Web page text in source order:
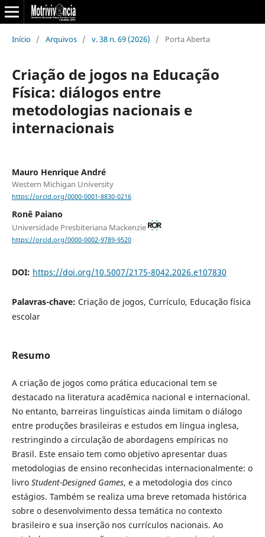
Início / Arquivos / v. 38 n. 69 (2026) / Porta Aberta
Criação de jogos na Educação
Física: diálogos entre
metodologias nacionais e
internacionais
Mauro Henrique André
Western Michigan University
https://orcid.org/0000-0001-8830-0216
Ronê Paiano
Universidade Presbiteriana Mackenzie
https://orcid.org/0000-0002-9789-9520
DOI: https://doi.org/10.5007/2175-8042.2026.e107830
Palavras-chave: Criação de jogos, Currículo, Educação física
escolar
Resumo
A criação de jogos como prática educacional tem se
destacado na literatura acadêmica nacional e internacional.
No entanto, barreiras linguísticas ainda limitam o diálogo
entre produções brasileiras e estudos em língua inglesa,
restringindo a circulação de abordagens empíricas no
Brasil. Este ensaio tem como objetivo apresentar duas
metodologias de ensino reconhecidas internacionalmente: o
livro Student-Designed Games, e a metodologia dos cinco
estágios. Também se realiza uma breve retomada histórica
sobre o desenvolvimento dessa temática no contexto
brasileiro e sua inserção nos currículos nacionais. Ao